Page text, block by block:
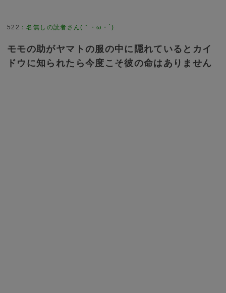
522 ：名無しの読者さん(｀・ω・´)
モモの助がヤマトの服の中に隠れているとカイ
ドウに知られたら今度こそ彼の命はありません